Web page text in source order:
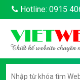
Hotline: 0915